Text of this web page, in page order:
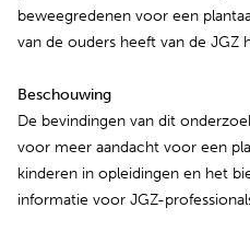
beweegredenen voor een
van de ouders heeft van de JGZ
Beschouwing
De bevindingen van dit
voor meer aandacht voor een
kinderen in opleidingen en het
informatie voor JGZ-